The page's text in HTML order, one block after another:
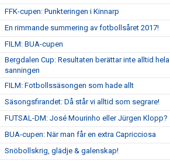
FFK-cupen: Punkteringen i Kinnarp
En rimmande summering av fotbollsåret 2017!
FILM: BUA-cupen
Bergdalen Cup: Resultaten berättar inte alltid hela
sanningen
FILM: Fotbollssäsongen som hade allt
Säsongsfirandet: Då står vi alltid som segrare!
FUTSAL-DM: José Mourinho eller Jürgen Klopp?
BUA-cupen: När man får en extra Capricciosa
Snöbollskrig, glädje & galenskap!